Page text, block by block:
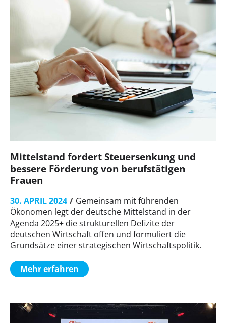
Mittelstand fordert Steuersenkung und
bessere Förderung von berufstätigen
Frauen
30. APRIL 2024
Gemeinsam mit führenden
Ökonomen legt der deutsche Mittelstand in der
Agenda 2025+ die strukturellen Defizite der
deutschen Wirtschaft offen und formuliert die
Grundsätze einer strategischen Wirtschaftspolitik.
Mehr erfahren